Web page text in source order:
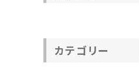
カテゴリー